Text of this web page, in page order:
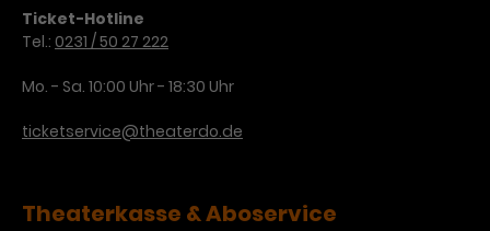
Ticket-Hotline
Tel.: 0231 / 50 27 222
Mo. - Sa. 10:00 Uhr - 18:30 Uhr
ticketservice@theaterdo.de
Theaterkasse & Aboservice